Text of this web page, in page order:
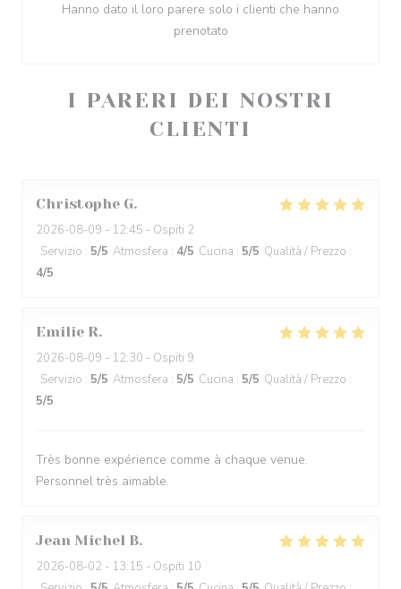
I PARERI DEI NOSTRI
CLIENTI
Christophe G
2026-08-09 - 12:45 - Ospiti 2
Servizio : 5/5 Atmosfera : 4/5 Cucina : 5/5 Qualità / Prezzo :
4/5
Emilie R
2026-08-09 - 12:30 - Ospiti 9
Servizio : 5/5 Atmosfera : 5/5 Cucina : 5/5 Qualità / Prezzo :
5/5
Très bonne expérience comme à chaque venue.
Personnel très aimable.
Jean Michel B
2026-08-02 - 13:15 - Ospiti 10
Hanno dato il loro parere solo i clienti che hanno
prenotato